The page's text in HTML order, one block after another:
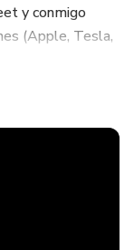
y conmigo
(Apple, Tesla,
los cuales
de invertir.